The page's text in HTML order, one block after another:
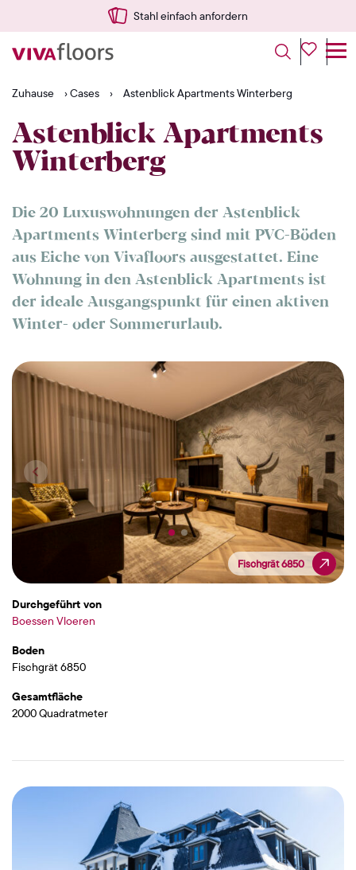
Stahl einfach anfordern
Zuhause ›Cases › Astenblick Apartments Winterberg
Astenblick Apartments
Winterberg
Die 20 Luxuswohnungen der Astenblick
Apartments Winterberg sind mit PVC-Böden
aus Eiche von Vivafloors ausgestattet. Eine
Wohnung in den Astenblick Apartments ist
der ideale Ausgangspunkt für einen aktiven
Winter- oder Sommerurlaub.
Fischgrät 6850
Fischgrät 6850
Durchgeführt von
Boessen Vloeren
Boden
Fischgrät 6850
Gesamtfläche
2000 Quadratmeter